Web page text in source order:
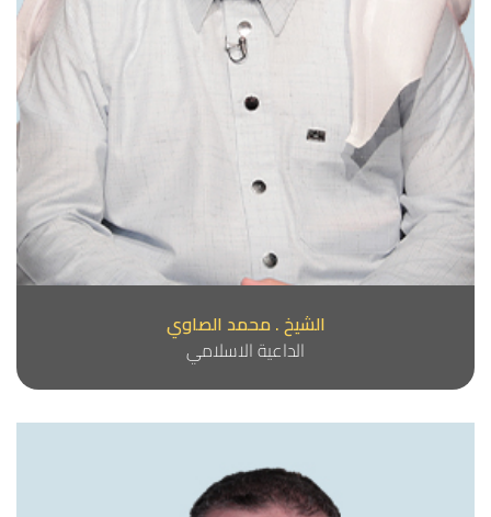
الشيخ . محمد الصاوي
الداعية الاسلامي